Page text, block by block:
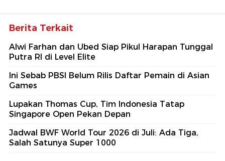
Berita Terkait
Alwi Farhan dan Ubed Siap Pikul Harapan Tunggal
Putra RI di Level Elite
Ini Sebab PBSI Belum Rilis Daftar Pemain di Asian
Games
Lupakan Thomas Cup, Tim Indonesia Tatap
Singapore Open Pekan Depan
Jadwal BWF World Tour 2026 di Juli: Ada Tiga,
Salah Satunya Super 1000